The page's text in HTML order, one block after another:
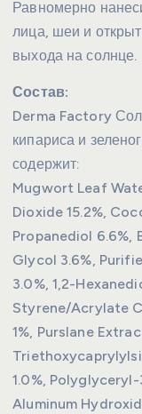
Равномерно
лица, шеи и
выхода на солнце.
Состав:
Derma Factory
кипариса и
содержит:
Mugwort Leaf
Dioxide 15.2%,
Propanediol 6.6%,
Glycol 3.6%,
3.0%, 1,2-
Styrene/Acrylate
1%, Purslane
1.0%,
Aluminum